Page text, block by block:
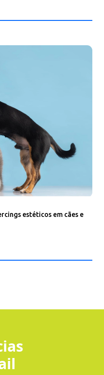
estéticos em cães e